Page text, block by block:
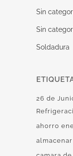
Sin
Sin
Soldadura
26 de
ahorro